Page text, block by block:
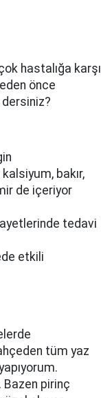
hastalığa karşı
önce
dersiniz?
bakır,
de içeriyor
tedavi
etkili
tüm yaz
pirinç